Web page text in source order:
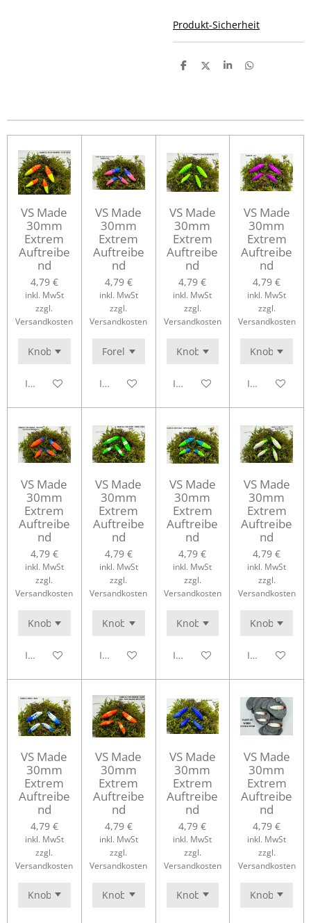
Produkt-Sicherheit
T
n
T
n
T
n
T
n
VS Made
30mm
Extrem
Auftreibe
nd
4,79 €
inkl. MwSt
zzgl.
Versandkosten
In den Warenkorb
VS Made
30mm
Extrem
Auftreibe
nd
4,79 €
inkl. MwSt
zzgl.
Versandkosten
In den Warenkorb
VS Made
30mm
Extrem
Auftreibe
nd
4,79 €
inkl. MwSt
zzgl.
Versandkosten
In den Warenkorb
VS Made
30mm
Extrem
Auftreibe
nd
4,79 €
inkl. MwSt
zzgl.
Versandkosten
In den
VS Made
30mm
Extrem
Auftreibe
nd
4,79 €
inkl. MwSt
zzgl.
Versandkosten
In den Warenkorb
VS Made
30mm
Extrem
Auftreibe
nd
4,79 €
inkl. MwSt
zzgl.
Versandkosten
In den Warenkorb
VS Made
30mm
Extrem
Auftreibe
nd
4,79 €
inkl. MwSt
zzgl.
Versandkosten
In den Warenkorb
VS Made
30mm
Extrem
Auftreibe
nd
4,79 €
inkl. MwSt
zzgl.
Versandkosten
In den
VS Made
30mm
Extrem
Auftreibe
nd
4,79 €
inkl. MwSt
zzgl.
Versandkosten
VS Made
30mm
Extrem
Auftreibe
nd
4,79 €
inkl. MwSt
zzgl.
Versandkosten
VS Made
30mm
Extrem
Auftreibe
nd
4,79 €
inkl. MwSt
zzgl.
Versandkosten
VS Made
30mm
Extrem
Auftreibe
nd
4,79 €
inkl. MwSt
zzgl.
Versandkosten